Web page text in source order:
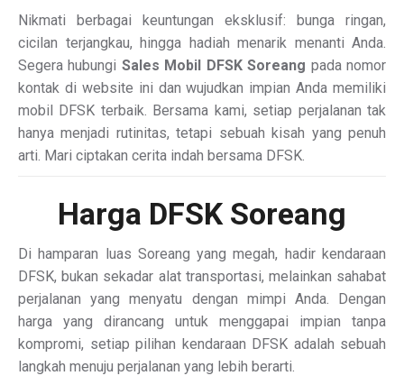
Nikmati berbagai keuntungan eksklusif: bunga ringan,
cicilan terjangkau, hingga hadiah menarik menanti Anda.
Segera hubungi Sales Mobil DFSK Soreang pada nomor
kontak di website ini dan wujudkan impian Anda memiliki
mobil DFSK terbaik. Bersama kami, setiap perjalanan tak
hanya menjadi rutinitas, tetapi sebuah kisah yang penuh
arti. Mari ciptakan cerita indah bersama DFSK.
Harga DFSK Soreang
Di hamparan luas Soreang yang megah, hadir kendaraan
DFSK, bukan sekadar alat transportasi, melainkan sahabat
perjalanan yang menyatu dengan mimpi Anda. Dengan
harga yang dirancang untuk menggapai impian tanpa
kompromi, setiap pilihan kendaraan DFSK adalah sebuah
langkah menuju perjalanan yang lebih berarti.